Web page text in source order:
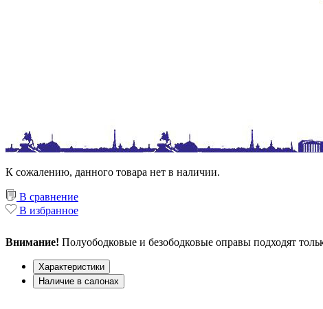
К сожалению, данного товара нет в наличии.
В сравнение
В избранное
Внимание! Полуободковые и безободковые оправы подходят
Характеристики
Наличие в салонах